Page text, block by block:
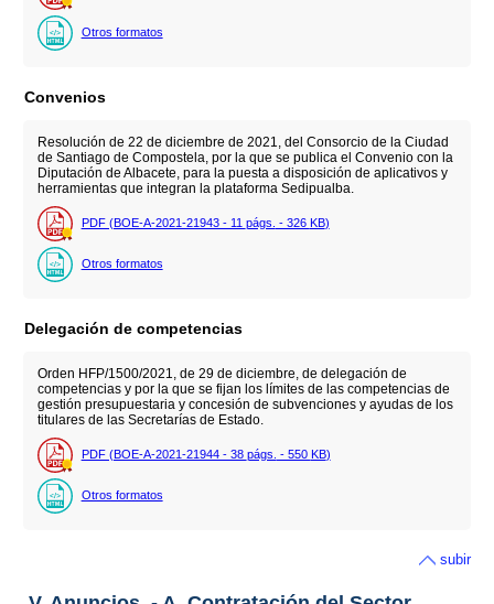
Otros formatos
Convenios
Resolución de 22 de diciembre de 2021, del Consorcio de la Ciudad
de Santiago de Compostela, por la que se publica el Convenio con la
Diputación de Albacete, para la puesta a disposición de aplicativos y
herramientas que integran la plataforma Sedipualba.
PDF (BOE-A-2021-21943 - 11 págs. - 326 KB)
Otros formatos
Delegación de competencias
Orden HFP/1500/2021, de 29 de diciembre, de delegación de
competencias y por la que se fijan los límites de las competencias de
gestión presupuestaria y concesión de subvenciones y ayudas de los
titulares de las Secretarías de Estado.
PDF (BOE-A-2021-21944 - 38 págs. - 550 KB)
Otros formatos
subir